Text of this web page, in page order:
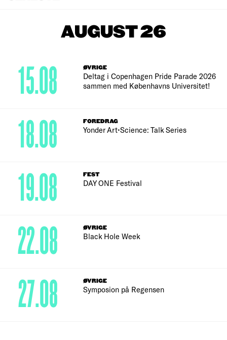
AUGUST 26
ØVRIGE
Deltag i Copenhagen Pride Parade 2026
sammen med Københavns Universitet!
15.08
FOREDRAG
Yonder Art•Science: Talk Series
18.08
FEST
DAY ONE Festival
19.08
ØVRIGE
Black Hole Week
22.08
ØVRIGE
Symposion på Regensen
27.08